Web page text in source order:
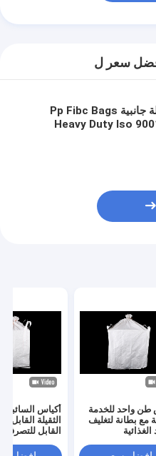
سعر ل
آلة جانبية Pp Fibc Bags
Heavy Duty Iso
طن واحد للخدمة
مع بطانة لتغليف
الغذائية
أكياس السائبة
الثقيلة القابل
القابل للتصرف